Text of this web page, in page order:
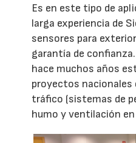
Es en este tipo de
larga experiencia de
sensores para
garantía de
hace muchos años
proyectos nacionales
tráfico (sistemas de
humo y ventilación